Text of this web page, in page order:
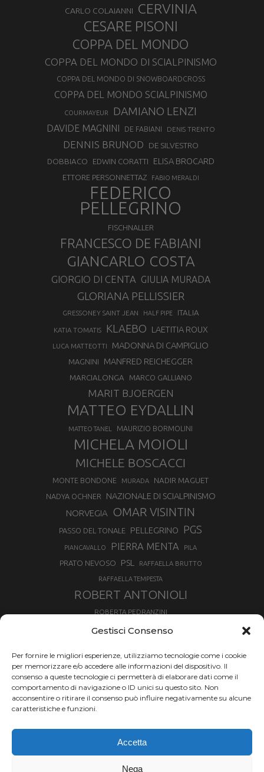
Gestisci Consenso
Per fornire le migliori esperienze, utilizziamo tecnologie come i cookie
per memorizzare e/o accedere alle informazioni del dispositivo. Il
consenso a queste tecnologie ci permetterà di elaborare dati come il
comportamento di navigazione o ID unici su questo sito. Non
acconsentire o ritirare il consenso può influire negativamente su alcune
caratteristiche e funzioni.
Accetta
Nega
CARLO COLAIANNI CERVINIA
CESARE PISONI
COPPA DEL MONDO
COPPA DEL MONDO DI SCIALPINISMO
COPPA DEL MONDO DI SNOWBOARDCROSS
COPPA DEL MONDO SCIALPINISMO
COURMAYEUR DAMIANO LENZI
DAVIDE MAGNINI DE FABIANI DENIS TRENTO
DENNIS BRUNOD DE SILVESTRO
DOBBIACO EDWIN CORATTI ELISA BROCARD
ETTORE PERSONNETTAZ FABIO MERALDI
FEDERICO
PELLEGRINO
FISCHNALLER
FRANCESCO DE FABIANI
GIANCARLO COSTA
GIORGIO DI CENTA GIULIA MURADA
GLORIANA PELLISSIER
GRESSONEY SAINT JEAN HALF PIPE ITALIA
KATIA TOMATIS KLAEBO LAETITIA ROUX
LUCA MATTEOTTI MADONNA DI CAMPIGLIO
MAGNINI MANFRED REICHEGGER
MARCIALONGA MARCO GALLIANO
MARIT BJOERGEN
MATTEO EYDALLIN
MATTEO TANEL MAURIZIO BORMOLINI
MICHELA MOIOLI
MICHELE BOSCACCI
MONTE BONDONE MURADA NADIR MAGUET
NADYA OCHNER
NAZIONALE DI SCIALPINISMO
NORVEGIA
OMAR VISINTIN
PASSO DEL TONALE PELLEGRINO PGS
PIANCAVALLO PIERRA MENTA PILA
PRATO NEVOSO PSL RAFFAELLA BRUTTO
RAFFAELLA TEMPESTA
ROBERT ANTONIOLI
ROBERTA PEDRANZINI
ROLAND FISCHNALLER
SIMONE DEROMEDIS SKIALPDEIPARCHI SKICROSS
SLOPESTYLE SNOWBOARD
SNOWBOARDCROSS SPRINT
THERESE JOHAUG
TRANSCAVALLO TROFEO MEZZALAMA
VAL DI FIEMME